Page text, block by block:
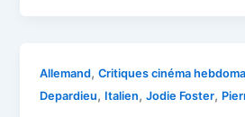
Allemand,Critiques cinéma
Depardieu, Italien,Jodie Foster,